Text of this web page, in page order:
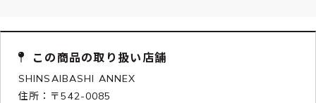
この商品の取り扱い店舗
SHINSAIBASHI ANNEX
住所：〒542-0085